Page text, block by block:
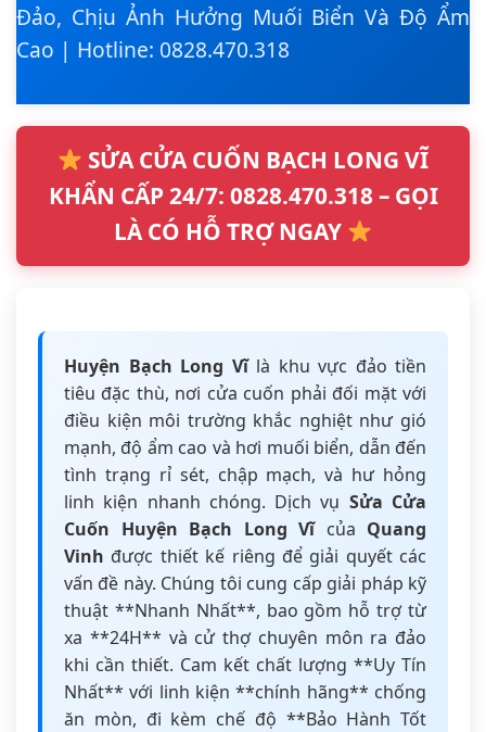
Đảo, Chịu Ảnh Hưởng Muối Biển Và Độ Ẩm
Cao | Hotline: 0828.470.318
SỬA CỬA CUỐN BẠCH LONG VĨ
KHẨN CẤP 24/7: 0828.470.318 – GỌI
LÀ CÓ HỖ TRỢ NGAY
Huyện Bạch Long Vĩlà khu vực đảo tiền
tiêu đặc thù, nơi cửa cuốn phải đối mặt với
điều kiện môi trường khắc nghiệt như gió
mạnh, độ ẩm cao và hơi muối biển, dẫn đến
tình trạng rỉ sét, chập mạch, và hư hỏng
linh kiện nhanh chóng. Dịch vụ Sửa Cửa
Cuốn Huyện Bạch Long Vĩcủa Quang
Vinh được thiết kế riêng để giải quyết các
vấn đề này. Chúng tôi cung cấp giải pháp kỹ
thuật **Nhanh Nhất**, bao gồm hỗ trợ từ
xa **24H** và cử thợ chuyên môn ra đảo
khi cần thiết. Cam kết chất lượng **Uy Tín
Nhất** với linh kiện **chính hãng** chống
ăn mòn, đi kèm chế độ **Bảo Hành Tốt